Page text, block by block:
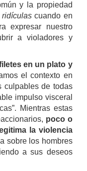
y la propiedad
ridículascuando en
expresar nuestro
a violadores y
en un plato y
el contexto en
culpables de todas
impulso visceral
Mientras estas
poco o
la violencia
sobre los hombres
a sus deseos